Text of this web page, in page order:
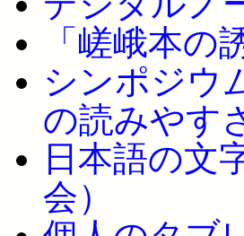
「嵯峨本
シンポジウ
の読みやす
日本語の文
会）